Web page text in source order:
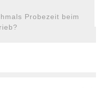
Probezeit beim